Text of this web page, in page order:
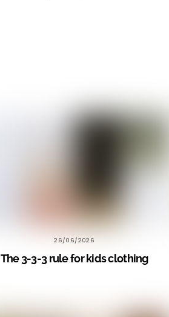
26/06/2026
The 3-3-3 rule for kids clothing